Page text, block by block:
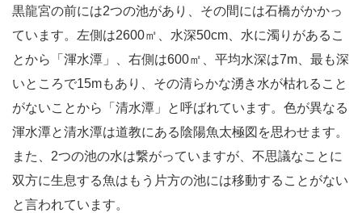
黒龍宮の前には2つの池があり、その間には石橋がかかっ
ています。左側は2600㎡、水深50cm、水に濁りがあるこ
とから「渾水潭」、右側は600㎡、平均水深は7m、最も深
いところで15mもあり、その清らかな湧き水が枯れること
がないことから「清水潭」と呼ばれています。色が異なる
渾水潭と清水潭は道教にある陰陽魚太極図を思わせます。
また、2つの池の水は繋がっていますが、不思議なことに
双方に生息する魚はもう片方の池には移動することがない
と言われています。